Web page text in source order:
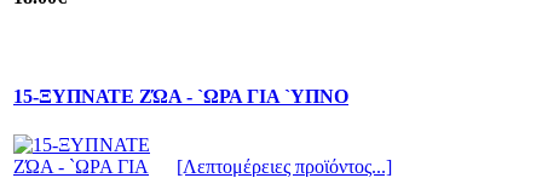
15-ΞΥΠΝΑΤΕ ΖΏΑ - `ΩΡΑ ΓΙΑ `ΥΠΝΟ
[Λεπτομέρειες προϊόντος...]